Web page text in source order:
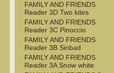
FAMILY AND FRIENDS
Reader 3D Two kites
FAMILY AND FRIENDS
Reader 3C Pinoccio
FAMILY AND FRIENDS
Reader 3B Sinbad
FAMILY AND FRIENDS
Reader 3A Snow white